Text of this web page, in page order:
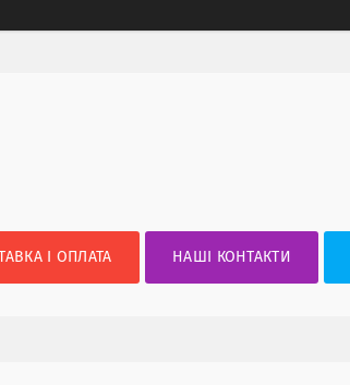
І ОПЛАТА НАШІ КОНТАКТИ